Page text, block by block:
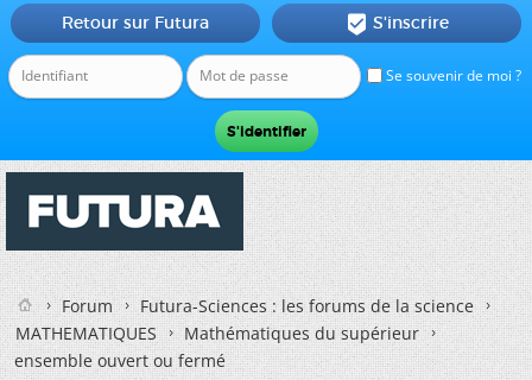
Se souvenir de moi ?
Retour sur Futura  S'inscrire
Forum
Futura-Sciences : les forums de la science
MATHEMATIQUES
Mathématiques du supérieur
ensemble ouvert ou fermé